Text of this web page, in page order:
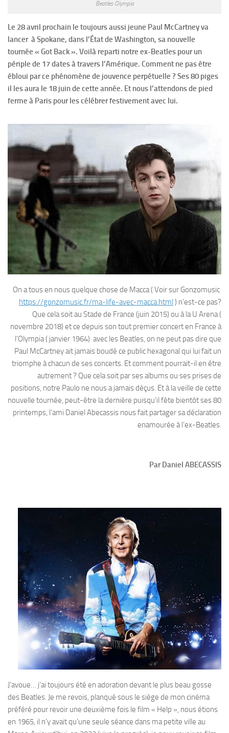
Beatles Olympia
Le 28 avril prochain le toujours aussi jeune Paul McCartney va
lancer à Spokane, dans l’État de Washington, sa nouvelle
tournée « Got Back ». Voilà reparti notre ex-Beatles pour un
périple de 17 dates à travers l’Amérique. Comment ne pas être
ébloui par ce phénomène de jouvence perpétuelle ? Ses 80 piges
il les aura le 18 juin de cette année. Et nous l’attendons de pied
ferme à Paris pour les célébrer festivement avec lui.
On a tous en nous quelque chose de Macca ( Voir sur Gonzomusic
https://gonzomusic.fr/ma-life-avec-macca.html ) n’est-ce pas?
Que cela soit au Stade de France (juin 2015) ou à la U Arena (
novembre 2018) et ce depuis son tout premier concert en France à
l’Olympia ( janvier 1964) avec les Beatles, on ne peut pas dire que
Paul McCartney ait jamais boudé ce public hexagonal qui lui fait un
triomphe à chacun de ses concerts. Et comment pourrait-il en être
autrement ? Que cela soit par ses albums ou ses prises de
positions, notre Paulo ne nous a jamais déçus. Et à la veille de cette
nouvelle tournée, peut-être la dernière puisqu’il fête bientôt ses 80
printemps, l’ami Daniel Abecassis nous fait partager sa déclaration
enamourée à l’ex-Beatles.
Par Daniel ABECASSIS
J’avoue… j’ai toujours été en adoration devant le plus beau gosse
des Beatles. Je me revois, planqué sous le siège de mon cinéma
préféré pour revoir une deuxième fois le film « Help », nous étions
en 1965, il n’y avait qu’une seule séance dans ma petite ville au